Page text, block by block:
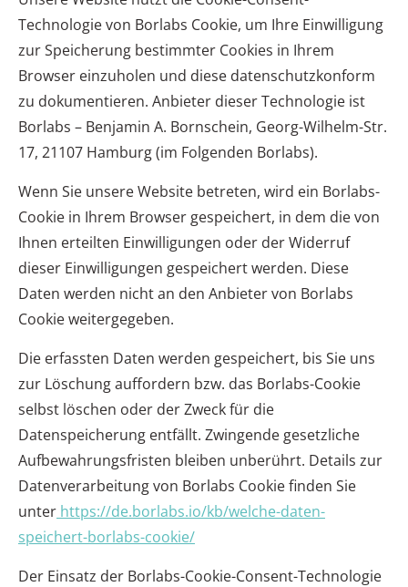
Technologie von Borlabs Cookie, um Ihre Einwilligung
zur Speicherung bestimmter Cookies in Ihrem
Browser einzuholen und diese datenschutzkonform
zu dokumentieren. Anbieter dieser Technologie ist
Borlabs – Benjamin A. Bornschein, Georg-Wilhelm-Str.
17, 21107 Hamburg (im Folgenden Borlabs).
Wenn Sie unsere Website betreten, wird ein Borlabs-
Cookie in Ihrem Browser gespeichert, in dem die von
Ihnen erteilten Einwilligungen oder der Widerruf
dieser Einwilligungen gespeichert werden. Diese
Daten werden nicht an den Anbieter von Borlabs
Cookie weitergegeben.
Die erfassten Daten werden gespeichert, bis Sie uns
zur Löschung auffordern bzw. das Borlabs-Cookie
selbst löschen oder der Zweck für die
Datenspeicherung entfällt. Zwingende gesetzliche
Aufbewahrungsfristen bleiben unberührt. Details zur
Datenverarbeitung von Borlabs Cookie finden Sie
unter https://de.borlabs.io/kb/welche-daten-
speichert-borlabs-cookie/
Der Einsatz der Borlabs-Cookie-Consent-Technologie